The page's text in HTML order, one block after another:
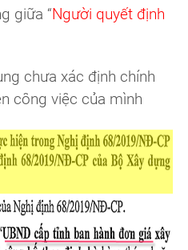
giữa “Người quyết định
chưa xác định chính
công việc của mình